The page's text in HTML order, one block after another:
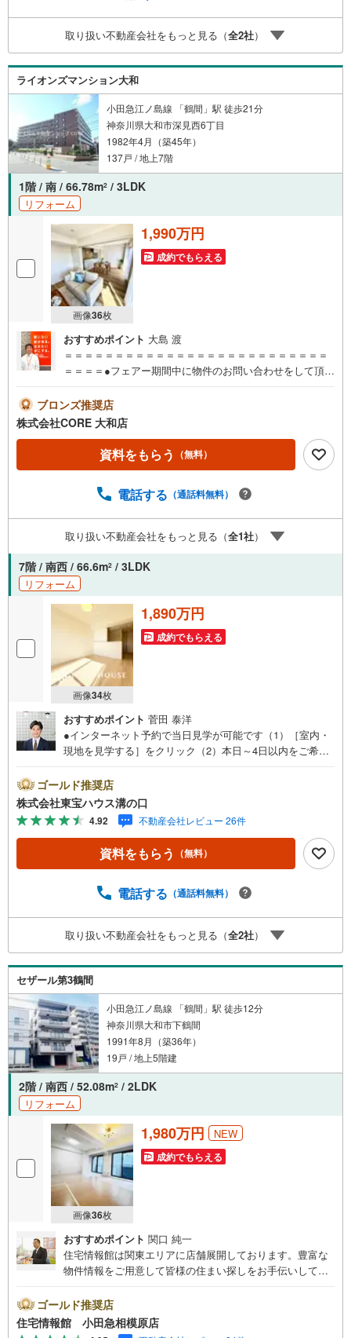
都心へのアクセスも良好です。耐震構造や瑕疵保証、フラ
ット35適合など、目に見えない安心面もしっかりとサポー
トされています。即入居も可能ですので、新生活のイメー
ジを膨らませながら、ぜひ一度現地でこの心地よさをご体
感ください。
取り扱い不動産会社をもっと見る（全2社）
ライオンズマンション大和
小田急江ノ島線 「鶴間」駅 徒歩21分
神奈川県大和市深見西6丁目
1982年4月（築45年）
137戸 / 地上7階
1階 / 南 / 66.78m2 / 3LDK
リフォーム
画像36枚
1,990万円
成約でもらえる
おすすめポイント 大島 渡
＝＝＝＝＝＝＝＝＝＝＝＝＝＝＝＝＝＝＝＝＝＝＝＝＝＝
＝＝＝＝●フェアー期間中に物件のお問い合わせをして頂い
加して頂いたお客様にはギフトカード4000円分プレゼント
♪合計5000円分プレゼント♪お得に不動産を探しましょう♪
（お名前・ご住所・お ・メールアドレス必須）※詳細は当
社営業スタッフまでお問い合わせください。【営業時間 9:
30-20:00】年中無休（※年末年始除く）上記時間はお電話が
い！現地を見学される場合は「室内・現地を見学する（無
＝＝＝＝＝＝＝＝＝＝＝＝＝＝＝＝＝
ブロンズ推奨店
株式会社CORE 大和店
資料をもらう （無料）
電話する （通話料無料）
取り扱い不動産会社をもっと見る（全1社）
7階 / 南西 / 66.6m2 / 3LDK
リフォーム
画像34枚
1,890万円
成約でもらえる
おすすめポイント 菅田 泰洋
●インターネット予約で当日見学が可能です（1）［室内・
現地を見学する］をクリック（2）本日～4日以内をご希望
い！●10:00～21:00はお電話でのお問い合わせがスムーズで
す。【Yahoo！ 不動産キャンペーン対象店舗】当店で物件
を成約するとPayPayポイントがもらえる「Yahoo！不動産
物件ご成約キャンペーン」の対象になります。「資料をも
らう」「見学予約をする」ボタンからお問い合わせくださ
い。※必ずYahoo！ JAPAN IDでログインしてください。※P
客様からのお言葉に感謝してこれからも楽しく素敵なお家
らまずは、お気軽に東宝ハウス溝の口に相談してみません
か？何も決まっていなくて大丈夫！まずはお客様の夢をお
聞かせ下さい！未来の「不安」を「安心」に変える「未来
カレンダー」もご来店時に好評です。スタッフ一同いつで
もお客様のお問合せをお待ちしております。
ゴールド推奨店
株式会社東宝ハウス溝の口
4.92 不動産会社レビュー 26件
資料をもらう （無料）
電話する （通話料無料）
取り扱い不動産会社をもっと見る（全2社）
セザール第3鶴間
小田急江ノ島線 「鶴間」駅 徒歩12分
神奈川県大和市下鶴間
1991年8月（築36年）
19戸 / 地上5階建
2階 / 南西 / 52.08m2 / 2LDK
リフォーム
画像36枚
1,980万円 NEW
成約でもらえる
おすすめポイント 関口 純一
住宅情報館は関東エリアに店舗展開しております。豊富な
物件情報をご用意して皆様の住まい探しをお手伝いしてお
さい。【営業時間 10:00～19:00 火曜・水曜（祝日の場
合は営業いたします）】「資料請求」「内覧」のお問い合
わせは上記時間内ですとスムーズにご対応が可能です。ス
ゴールド推奨店
住宅情報館 小田急相模原店